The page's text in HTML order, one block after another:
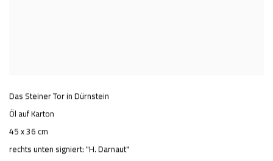
Das Steiner Tor in Dürnstein
Öl auf Karton
45 x 36 cm
rechts unten signiert: "H. Darnaut"